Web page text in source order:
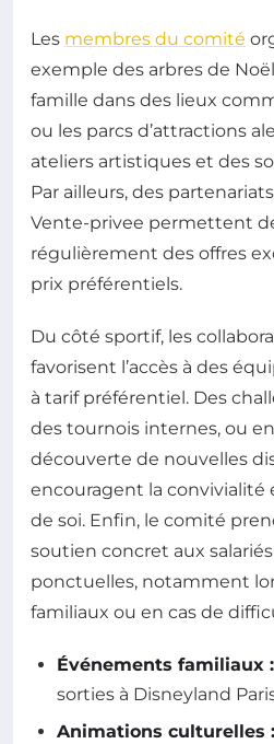
Les membres du comité
exemple des arbres de
famille dans des lieux
ou les parcs d’attractions
ateliers artistiques et des
Par ailleurs, des
Vente-privee permettent
régulièrement des offres
prix préférentiels.
Du côté sportif, les
favorisent l’accès à des
à tarif préférentiel. Des
des tournois internes, ou
découverte de nouvelles
encouragent la convivialité
de soi. Enfin, le comité
soutien concret aux
ponctuelles, notamment
familiaux ou en cas de
Événements familiaux :
sorties à Disneyland
Animations culturelles :